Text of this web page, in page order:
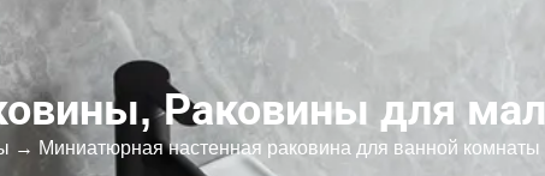
,Раковины для
→ Миниатюрная настенная раковина для ванной